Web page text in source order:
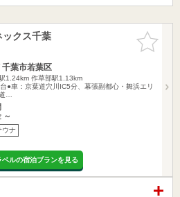
お気に入
りに追加
ックス千葉
千葉市若葉区
1.24km 作草部駅1.13km
●車：京葉道穴川IC5分、幕張副都心・舞浜エリ
…
～
ウナ
ベルの宿泊プランを見る